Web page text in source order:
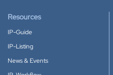
Resources
IP-Guide
IP-Listing
News & Events